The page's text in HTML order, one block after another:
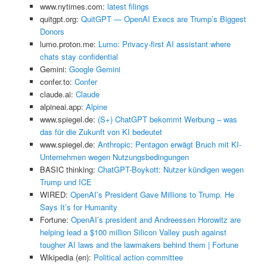
www.nytimes.com: latest filings
quitgpt.org: QuitGPT — OpenAI Execs are Trump’s Biggest
Donors
lumo.proton.me: Lumo: Privacy-first AI assistant where
chats stay confidential
Gemini: ‎Google Gemini
confer.to: Confer
claude.ai: Claude
alpineai.app: Alpine
www.spiegel.de: (S+) ChatGPT bekommt Werbung – was
das für die Zukunft von KI bedeutet
www.spiegel.de: Anthropic: Pentagon erwägt Bruch mit KI-
Unternehmen wegen Nutzungsbedingungen
BASIC thinking: ChatGPT-Boykott: Nutzer kündigen wegen
Trump und ICE
WIRED: OpenAI’s President Gave Millions to Trump. He
Says It’s for Humanity
Fortune: OpenAI’s president and Andreessen Horowitz are
helping lead a $100 million Silicon Valley push against
tougher AI laws and the lawmakers behind them | Fortune
Wikipedia (en): Political action committee